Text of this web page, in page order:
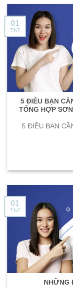
5 ĐIỀU BẠN
TỔNG HỢP
5 ĐIỀU BẠN
01
Th7
NHỮNG
01
Th7